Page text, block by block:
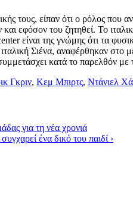
είπαν ότι ο ρόλος που
εφόσον του ζητηθεί. Το
είναι της γνώμης ότι τα
Σιένα, αναφέρθηκαν
κατά το παρελθόν με
Γκριν, Κεμ Μπιρτς, Ντάνιελ
για τη νέα χρονιά
ένα δικό του παιδί ›